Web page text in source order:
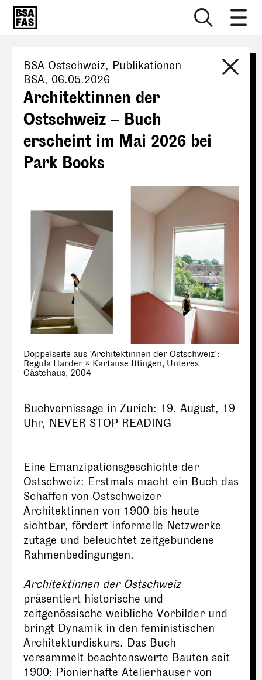
BSA Ostschweiz, Publikationen
BSA, 06.05.2026
Architektinnen der
Ostschweiz – Buch
erscheint im Mai 2026 bei
Park Books
Doppelseite aus 'Architektinnen der Ostschweiz':
Regula Harder × Kartause Ittingen, Unteres
Gästehaus, 2004
Buchvernissage in Zürich: 19. August, 19
Uhr, NEVER STOP READING
Eine Emanzipationsgeschichte der
Ostschweiz: Erstmals macht ein Buch das
Schaffen von Ostschweizer
Architektinnen von 1900 bis heute
sichtbar, fördert informelle Netzwerke
zutage und beleuchtet zeitgebundene
Rahmenbedingungen.
Architektinnen der Ostschweiz
präsentiert historische und
zeitgenössische weibliche Vorbilder und
bringt Dynamik in den feministischen
Architekturdiskurs. Das Buch
versammelt beachtenswerte Bauten seit
1900: Pionierhafte Atelierhäuser von